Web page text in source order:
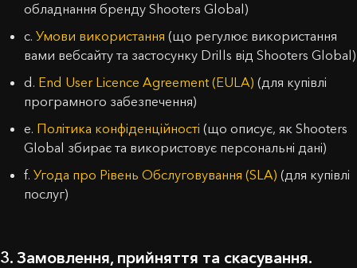
обладнання бренду Shooters Global)
c. Умови використання (що регулює використання
вами вебсайту та застосунку Drills від Shooters Global)
d. End User Licence Agreement (EULA) (для купівлі
програмного забезпечення)
e. Політика конфіденційності (що описує, як Shooters
Global збирає та використовує персональні дані)
f. Угода про Рівень Обслуговування (SLA) (для купівлі
послуг)
3. Замовлення, прийняття та скасування.